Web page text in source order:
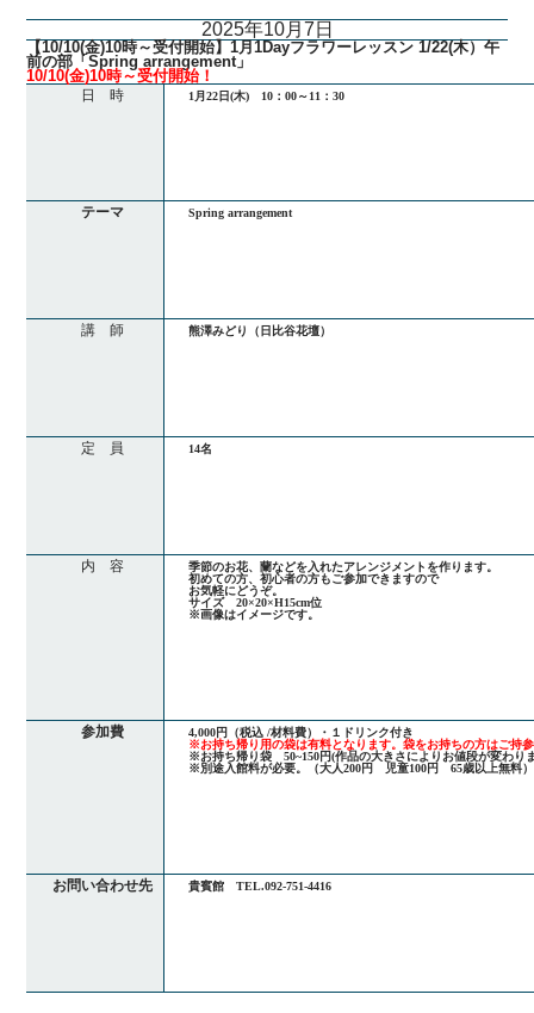
2025年10月7日
【10/10(金)10時～受付開始】1月1Dayフラワーレッスン 1/22(木）午
前の部「Spring arrangement」
10/10(金)10時～受付開始！
日 時 1月22日(木) 10：00～11：30
テーマ Spring arrangement
講 師 熊澤みどり（日比谷花壇）
定 員 14名
内 容
季節のお花、蘭などを入れたアレンジメントを作ります。
初めての方、初心者の方もご参加できますので
お気軽にどうぞ。
サイズ 20×20×H15cm位
※画像はイメージです。
参加費
4,000円（税込 /材料費）・１ドリンク付き
※お持ち帰り用の袋は有料となります。袋をお持ちの方はご持
※お持ち帰り袋 50~150円(作品の大きさによりお値段が変わり
※別途入館料が必要。（大人200円 児童100円 65歳以上無料）
お問い合わせ先 貴賓館 TEL.092-751-4416